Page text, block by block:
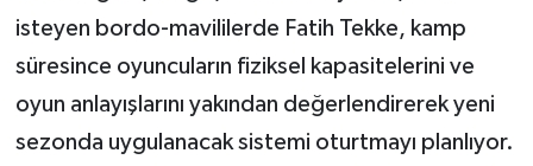
isteyen bordo-mavililerde Fatih Tekke, kamp
süresince oyuncuların fiziksel kapasitelerini ve
oyun anlayışlarını yakından değerlendirerek yeni
sezonda uygulanacak sistemi oturtmayı planlıyor.